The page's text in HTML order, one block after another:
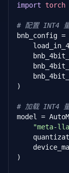
import torch
# 配置 INT4
bnb_config =
)
# 加载 INT4
model =
"meta-
)